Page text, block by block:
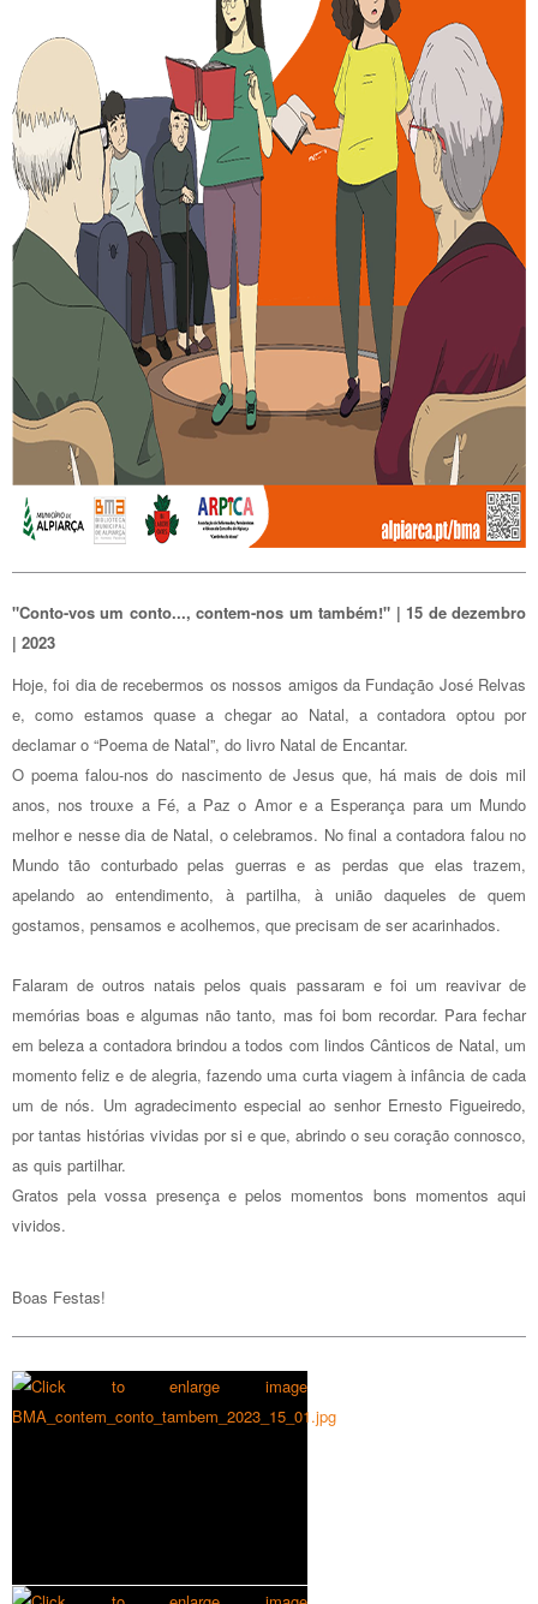
"Conto-vos um conto..., contem-nos um também!" | 15 de dezembro
| 2023
Hoje, foi dia de recebermos os nossos amigos da Fundação José Relvas
e, como estamos quase a chegar ao Natal, a contadora optou por
declamar o “Poema de Natal”, do livro Natal de Encantar.
O poema falou-nos do nascimento de Jesus que, há mais de dois mil
anos, nos trouxe a Fé, a Paz o Amor e a Esperança para um Mundo
melhor e nesse dia de Natal, o celebramos. No final a contadora falou no
Mundo tão conturbado pelas guerras e as perdas que elas trazem,
apelando ao entendimento, à partilha, à união daqueles de quem
gostamos, pensamos e acolhemos, que precisam de ser acarinhados.
Falaram de outros natais pelos quais passaram e foi um reavivar de
memórias boas e algumas não tanto, mas foi bom recordar. Para fechar
em beleza a contadora brindou a todos com lindos Cânticos de Natal, um
momento feliz e de alegria, fazendo uma curta viagem à infância de cada
um de nós. Um agradecimento especial ao senhor Ernesto Figueiredo,
por tantas histórias vividas por si e que, abrindo o seu coração connosco,
as quis partilhar.
Gratos pela vossa presença e pelos momentos bons momentos aqui
vividos.
Boas Festas!